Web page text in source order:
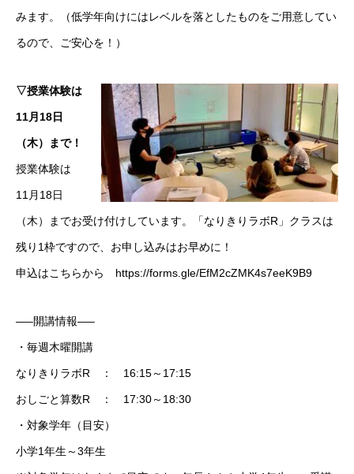
みます。（低学年向けにはレベルを落としたものをご用意してい
るので、ご安心を！）
▽授業体験は
11月18日
（木）まで！
授業体験は
11月18日
（木）までお受け付けしています。「なりきりラボR」クラスは
残り1枠ですので、 お申し込みはお早めに！
申込はこちらから https://forms.gle/EfM2cZMK4s7eeK9B9
—–開講情報—–
・毎週木曜開講
なりきりラボR ： 16:15～17:15
おしごと算数R ： 17:30～18:30
・対象学年（目安）
小学1年生～3年生